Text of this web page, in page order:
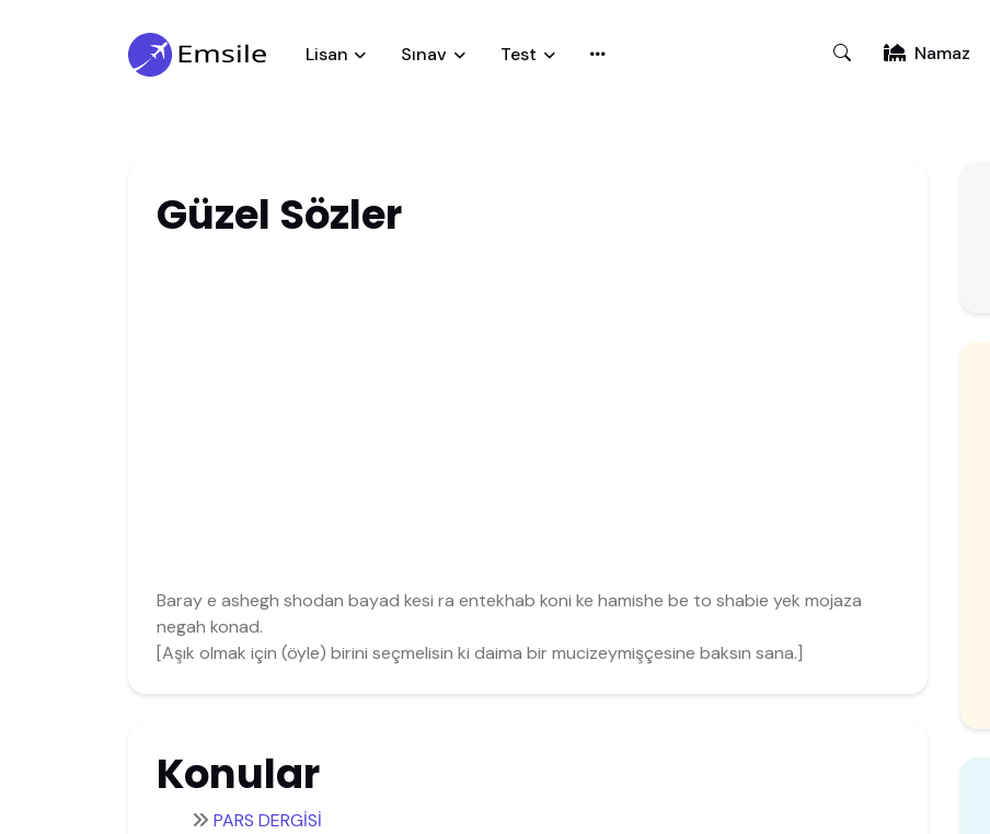
Lisan Sınav Test Namaz
Güzel Sözler
Baray e ashegh shodan bayad kesi ra entekhab koni ke hamishe be to shabie yek mojaza
negah konad.
[Aşık olmak için (öyle) birini seçmelisin ki daima bir mucizeymişçesine baksın sana.]
Konular
PARS DERGİSİ